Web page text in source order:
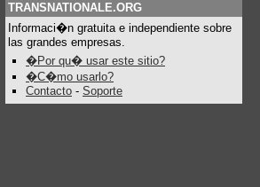
TRANSNATIONALE.ORG
Informaci�n gratuita e independiente sobre
las grandes empresas.
�Por qu� usar este sitio?
�C�mo usarlo?
Contacto - Soporte